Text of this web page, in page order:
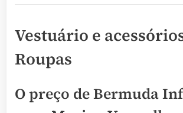
Vestuário e
Roupas
O preço de Bermuda